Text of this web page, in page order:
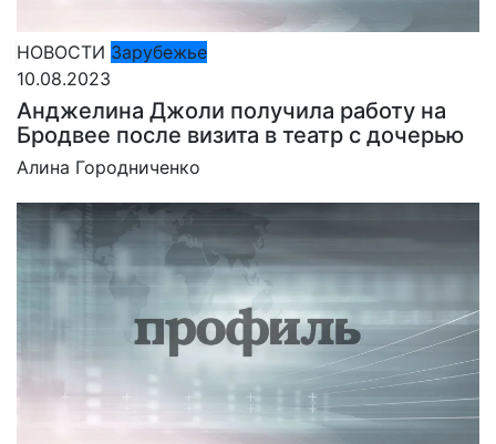
НОВОСТИ Зарубежье
10.08.2023
Анджелина Джоли получила работу на
Бродвее после визита в театр с дочерью
Алина Городниченко